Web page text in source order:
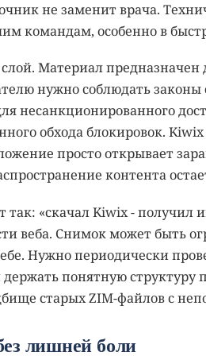
не заменит врача.
командам, особенно в
Материал предназначен
нужно соблюдать законы
несанкционированного
обхода блокировок.
просто открывает
контента
«скачал Kiwix - получил
веба. Снимок может быть
Нужно периодически
понятную структуру
старых ZIM-файлов с
лишней боли